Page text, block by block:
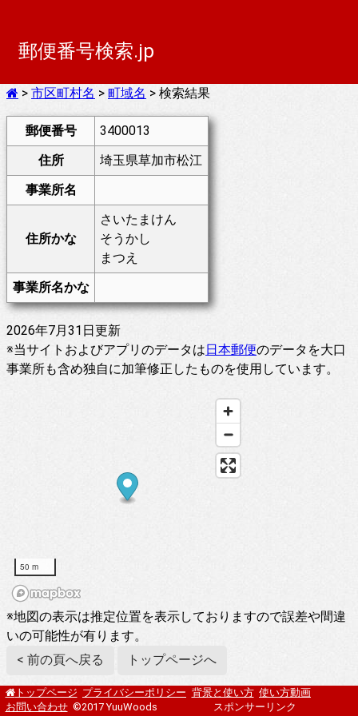
郵便番号検索.jp
> 市区町村名 > 町域名 > 検索結果
郵便番号
3400013
住所
埼玉県草加市松江
事業所名
住所かな
さいたまけん
そうかし
まつえ
事業所名かな
2026年7月31日更新
※当サイトおよびアプリのデータは日本郵便のデータを大口
事業所も含め独自に加筆修正したものを使用しています。
50 m
※地図の表示は推定位置を表示しておりますので誤差や間違
いの可能性が有ります。
< 前の頁へ戻る
トップページへ
トップページ プライバシーポリシー 背景と使い方 使い方動画
お問い合わせ ©2017 YuuWoods スポンサーリンク